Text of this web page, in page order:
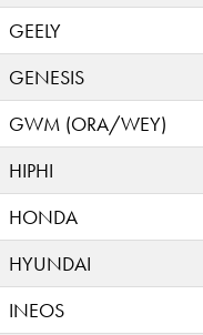
GEELY
GENESIS
GWM (ORA/WEY)
HIPHI
HONDA
HYUNDAI
INEOS